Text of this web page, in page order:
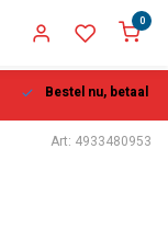
0
Bestel nu, betaal
Art: 4933480953